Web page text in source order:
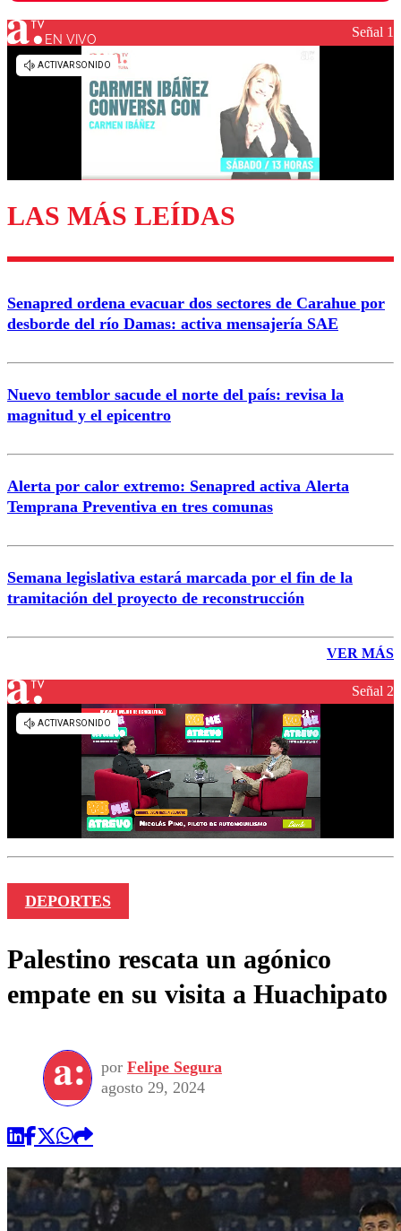
Los comentarios son moderados para garantizar un
diálogo respetuoso.
Enviar comentario
EN VIVO Señal 1
LAS MÁS LEÍDAS
Senapred ordena evacuar dos sectores de Carahue por
desborde del río Damas: activa mensajería SAE
Nuevo temblor sacude el norte del país: revisa la
magnitud y el epicentro
Alerta por calor extremo: Senapred activa Alerta
Temprana Preventiva en tres comunas
Semana legislativa estará marcada por el fin de la
tramitación del proyecto de reconstrucción
VER MÁS
Señal 2
DEPORTES
Palestino rescata un agónico
empate en su visita a Huachipato
por Felipe Segura
agosto 29, 2024